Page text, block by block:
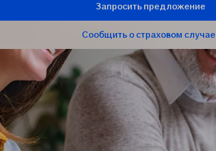
Запросить предложение
Сообщить о страховом случае